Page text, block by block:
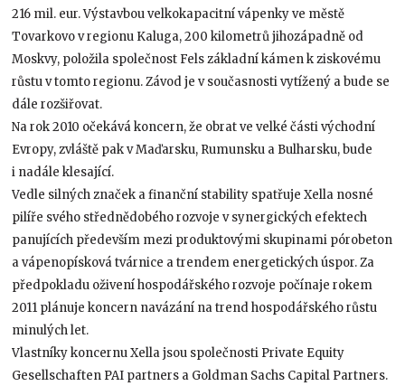
216 mil. eur. Výstavbou velkokapacitní vápenky ve městě
Tovarkovo v regionu Kaluga, 200 kilometrů jihozápadně od
Moskvy, položila společnost Fels základní kámen k ziskovému
růstu v tomto regionu. Závod je v současnosti vytížený a bude se
dále rozšiřovat.
Na rok 2010 očekává koncern, že obrat ve velké části východní
Evropy, zvláště pak v Maďarsku, Rumunsku a Bulharsku, bude
i nadále klesající.
Vedle silných značek a finanční stability spatřuje Xella nosné
pilíře svého střednědobého rozvoje v synergických efektech
panujících především mezi produktovými skupinami pórobeton
a vápenopísková tvárnice a trendem energetických úspor. Za
předpokladu oživení hospodářského rozvoje počínaje rokem
2011 plánuje koncern navázání na trend hospodářského růstu
minulých let.
Vlastníky koncernu Xella jsou společnosti Private Equity
Gesellschaften PAI partners a Goldman Sachs Capital Partners.